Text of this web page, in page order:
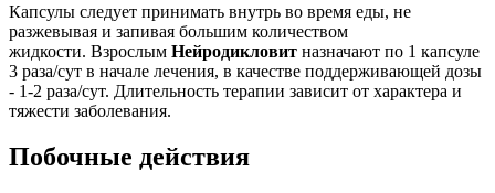
Капсулы следует принимать внутрь во время еды, не
разжевывая и запивая большим количеством
жидкости. Взрослым Нейродикловит назначают по 1 капсуле
3 раза/сут в начале лечения, в качестве поддерживающей дозы
- 1-2 раза/сут. Длительность терапии зависит от характера и
тяжести заболевания.
Побочные действия